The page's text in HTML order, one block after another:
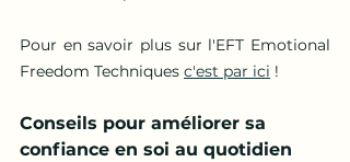
Pour en savoir plus sur l'EFT Emotional
Freedom Techniques c'est par ici !
Conseils pour améliorer sa
confiance en soi au quotidien